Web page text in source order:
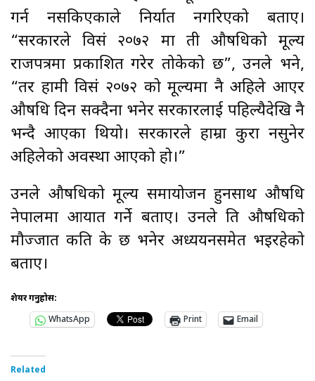
गर्न नसकिएकाले निर्यात नगरिएको बताए।
“सरकारले विसं २०७२ मा ती औषधिको मूल्य
राजपत्रमा प्रकाशित गरेर तोकेको छ”, उनले भने,
“तर हामी विसं २०७२ को मूल्यमा नै अहिले आएर
औषधि दिन सक्दैनौँ भनेर सरकारलाई पहिल्यैदेखि नै
भन्दै आएका थियो। सरकारले हाम्रा कुरा नसुनेर
अहिलेको अवस्था आएको हो।”
उनले औषधिको मूल्य समायोजन हुनसाथ औषधि
नेपालमा आयात गर्ने बताए। उनले ति औषधिको
मौज्जात कति के छ भनेर अध्ययनसमेत भइरहेको
बताए।
शेयर गर्नुहोस:
WhatsApp
Print Email
Related